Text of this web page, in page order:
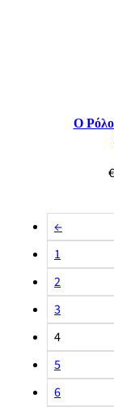
Ο
€
←
1
2
3
4
5
6